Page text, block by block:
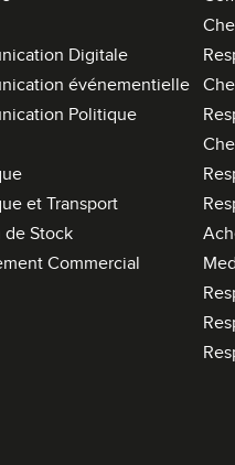
Digitale
événementielle
Politique
et Transport
de Stock
Commercial